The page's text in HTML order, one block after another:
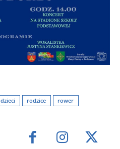
dzieci rodzice
rower